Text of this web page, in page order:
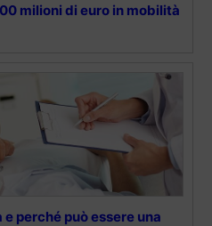
milioni di euro in mobilità
e perché può essere una